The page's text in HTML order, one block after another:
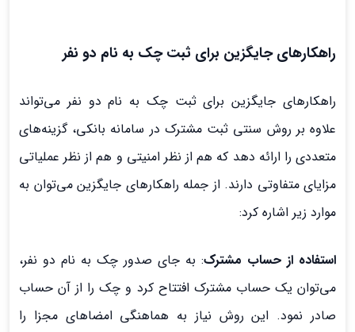
راهکارهای جایگزین برای ثبت چک به نام دو نفر
راهکارهای جایگزین برای ثبت چک به نام دو نفر می‌تواند
علاوه بر روش سنتی ثبت مشترک در سامانه بانکی، گزینه‌های
متعددی را ارائه دهد که هم از نظر امنیتی و هم از نظر عملیاتی
مزایای متفاوتی دارند. از جمله راهکارهای جایگزین می‌توان به
موارد زیر اشاره کرد:
استفاده از حساب مشترک: به جای صدور چک به نام دو نفر،
می‌توان یک حساب مشترک افتتاح کرد و چک را از آن حساب
صادر نمود. این روش نیاز به هماهنگی امضاهای مجزا را